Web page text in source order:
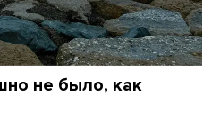
не было, как